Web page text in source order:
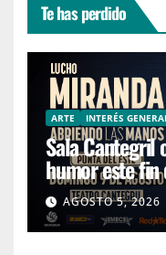
Te has perdido
ARTE INTERÉS
Sala Cantegril
humor este fin
EsteAGOSTO 5, 2026